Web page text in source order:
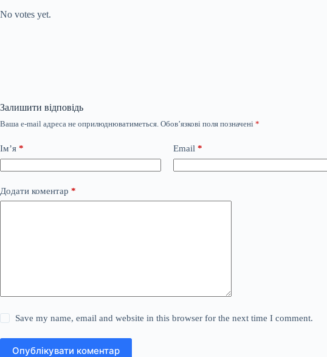
No votes yet.
Залишити відповідь
Ваша e-mail адреса не оприлюднюватиметься. Обов’язкові поля позначені *
Ім’я * Email *
Додати коментар *
Save my name, email and website in this browser for the next time I comment.
Опублікувати коментар